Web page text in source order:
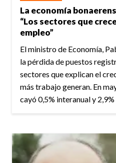
La economía
“Los sectores que
empleo”
El ministro de Economía,
la pérdida de puestos
sectores que explican el
más trabajo generan. En
cayó 0,5% interanual y